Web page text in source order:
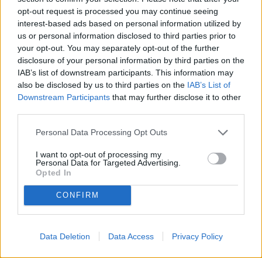
opt-out request is processed you may continue seeing
interest-based ads based on personal information utilized by
us or personal information disclosed to third parties prior to
your opt-out. You may separately opt-out of the further
disclosure of your personal information by third parties on the
IAB’s list of downstream participants. This information may
also be disclosed by us to third parties on the IAB’s List of
Downstream Participants that may further disclose it to other
Personal Data Processing Opt Outs
I want to opt-out of processing my
Personal Data for Targeted Advertising.
Opted In
CONFIRM
Data Deletion Data Access Privacy Policy
informazioni o per organizzare una visita, non esitate a contattarci.
PREZZO RIBASSATO DA 190.000€ A160.000€
Piano
Su più livelli
Anno
1900
Disponibilità
Libero
Camere
Servizi
Terrazzo
Privato 120 mq ca.
Posto auto coperto 20 mq ca.
Autonomo